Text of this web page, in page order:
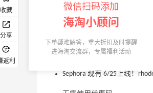
Sephora 现有 6/25上线！
收藏
分享
返利
微信扫码添加
海淘小顾问
下单疑难解答，重大折扣及时提醒
进海淘交流群，专属福利活动